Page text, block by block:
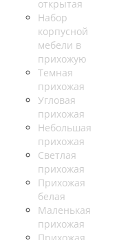
открытая
Набор
корпусной
мебели в
прихожую
Темная
прихожая
Угловая
прихожая
Небольшая
прихожая
Светлая
прихожая
Прихожая
белая
Маленькая
прихожая